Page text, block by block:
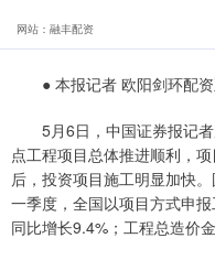
网站：融丰配资
● 本报记者 欧阳剑环配资
5月6日，中国证券报记者
点工程项目总体推进顺利，
后，投资项目施工明显加快
一季度，全国以项目方式申
同比增长9.4%；工程总造价